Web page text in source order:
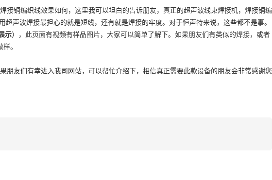
铜编织线效果如何，这里我可以坦白的告诉朋友，真正的超声波线束焊接机，焊接铜编
声波焊接最担心的就是短线，还有就是焊接的牢度。对于恒声特来说，这些都不是事。
示），此页面有视频有样品图片，大家可以简单了解下。如果朋友们有类似的焊接，或者
。
友们有幸进入我司网站，可以帮忙介绍下，相信真正需要此款设备的朋友会非常感谢您